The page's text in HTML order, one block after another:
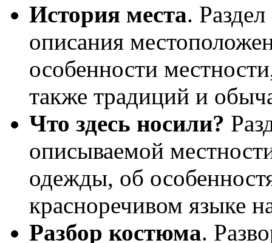
История места.
описания
особенности
также традиций и
Что здесь носили?
описываемой
одежды, об
красноречивом языке
Разбор костюма.